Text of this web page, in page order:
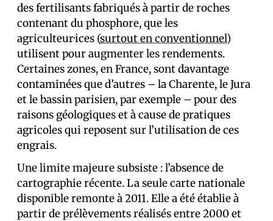
des fertilisants fabriqués à partir de roches
contenant du phosphore, que les
agriculteur·ices (surtout en conventionnel)
utilisent pour augmenter les rendements.
Certaines zones, en France, sont davantage
contaminées que d’autres – la Charente, le Jura
et le bassin parisien, par exemple – pour des
raisons géologiques et à cause de pratiques
agricoles qui reposent sur l’utilisation de ces
engrais.
Une limite majeure subsiste : l’absence de
cartographie récente. La seule carte nationale
disponible remonte à 2011. Elle a été établie à
partir de prélèvements réalisés entre 2000 et